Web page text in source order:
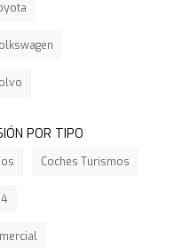
POR TIPO
Coches Turismos